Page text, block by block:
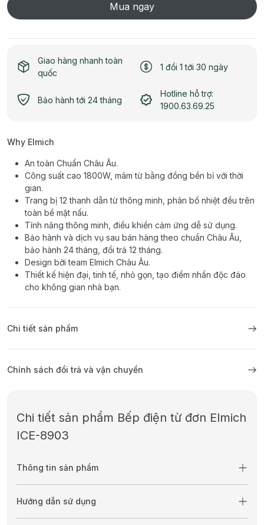
Mua ngay
Giao hàng nhanh toàn
quốc
1 đổi 1 tới 30 ngày
Bảo hành tới 24 tháng
Hotline hỗ trợ:
1900.63.69.25
Why Elmich
An toàn Chuẩn Châu Âu.
Công suất cao 1800W, mâm từ bằng đồng bền bỉ với thời
gian.
Trang bị 12 thanh dẫn từ thông minh, phân bố nhiệt đều trên
toàn bề mặt nấu.
Tính năng thông minh, điều khiển cảm ứng dễ sử dụng.
Bảo hành và dịch vụ sau bán hàng theo chuẩn Châu Âu,
bảo hành 24 tháng, đổi trả 12 tháng.
Design bởi team Elmich Châu Âu.
Thiết kế hiện đại, tinh tế, nhỏ gọn, tạo điểm nhấn độc đáo
cho không gian nhà bạn.
Chi tiết sản phẩm
Chính sách đổi trả và vận chuyển
Chi tiết sản phẩm Bếp điện từ đơn Elmich
ICE-8903
Thông tin sản phẩm
Hướng dẫn sử dụng